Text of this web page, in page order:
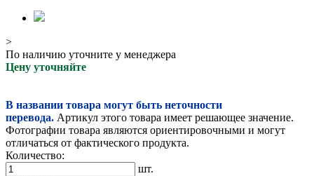
>
По наличию уточните у менеджера
Цену уточняйте
В названии товара могут быть неточности
перевода. Артикул этого товара имеет решающее значение.
Фотографии товара являются ориентировочными и могут
отличаться от фактического продукта.
Количество:
шт.